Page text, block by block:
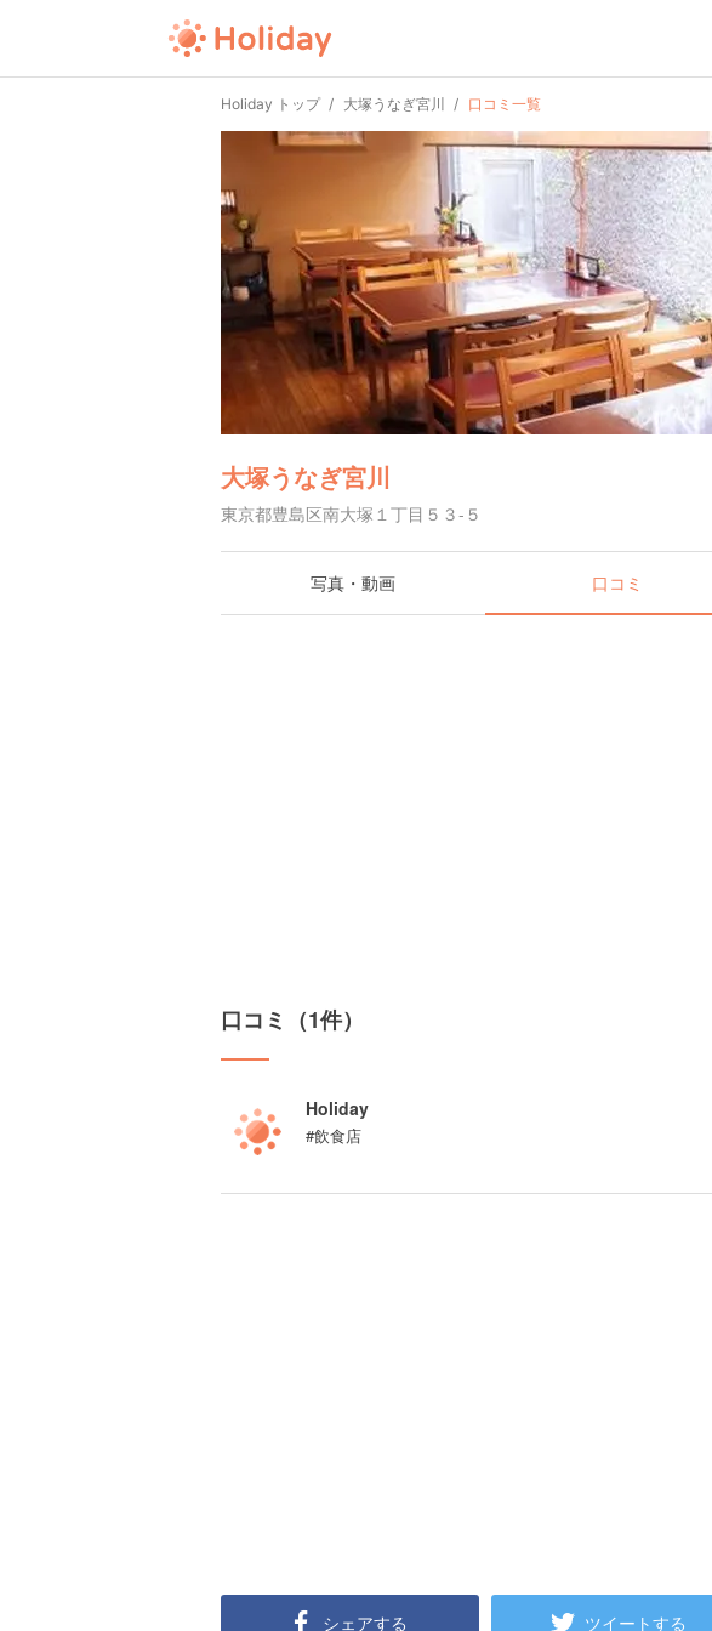
Holiday トップ 大塚うなぎ宮川 口コミ一覧
大塚うなぎ宮川
東京都豊島区南大塚１丁目５３-５
写真・動画 口コミ
口コミ（1件）
Holiday
#飲食店
シェアする ツイートする